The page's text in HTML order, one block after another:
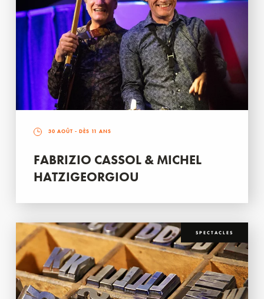
30 AOÛT - DÈS 11 ANS
FABRIZIO CASSOL & MICHEL
HATZIGEORGIOU
SPECTACLES